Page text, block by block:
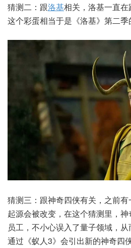
猜测二：跟洛基相关，洛基一直在
这个彩蛋相当于是《洛基》第二季
猜测三：跟神奇四侠有关，之前
起源会被改变，在这个猜测里，
员工，不小心误入了量子领域，
通过《蚁人3》会引出新的神奇四